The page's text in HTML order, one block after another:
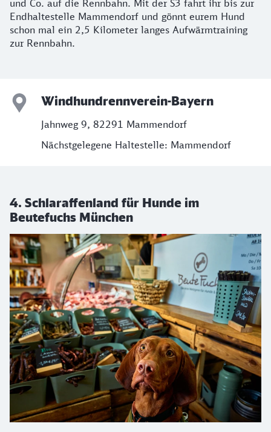
und Co. auf die Rennbahn. Mit der S3 fahrt ihr bis zur
Endhaltestelle Mammendorf und gönnt eurem Hund
schon mal ein 2,5 Kilometer langes Aufwärmtraining
zur Rennbahn.
Windhundrennverein-Bayern
Jahnweg 9, 82291 Mammendorf
Nächstgelegene Haltestelle: Mammendorf
4. Schlaraffenland für Hunde im
Beutefuchs München